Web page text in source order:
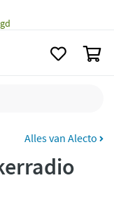
Alles van Alecto